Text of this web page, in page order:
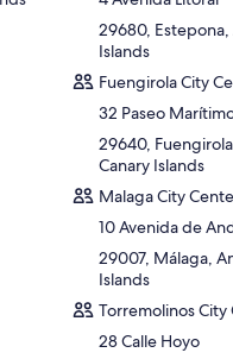
29680, Estepona,
Islands
Fuengirola City
32 Paseo
29640,
Canary Islands
Malaga City
10 Avenida de
29007, Málaga,
Islands
Torremolinos
28 Calle Hoyo